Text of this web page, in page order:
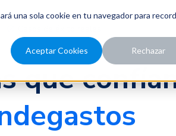
una sola cookie en tu navegador para
Aceptar Cookies Rechazar
que